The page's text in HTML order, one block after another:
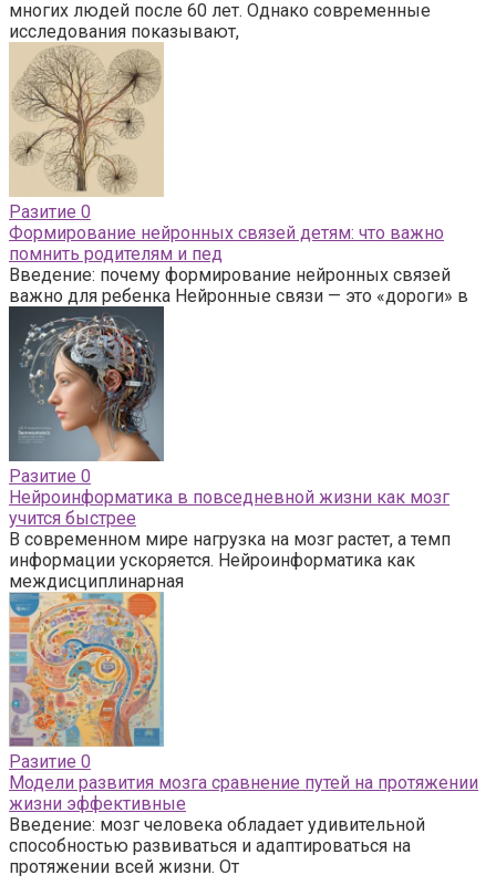
многих людей после 60 лет. Однако современные
исследования показывают,
Разитие 0
Формирование нейронных связей детям: что важно
помнить родителям и пед
Введение: почему формирование нейронных связей
важно для ребенка Нейронные связи — это «дороги» в
Разитие 0
Нейроинформатика в повседневной жизни как мозг
учится быстрее
В современном мире нагрузка на мозг растет, а темп
информации ускоряется. Нейроинформатика как
междисциплинарная
Разитие 0
Модели развития мозга сравнение путей на протяжении
жизни эффективные
Введение: мозг человека обладает удивительной
способностью развиваться и адаптироваться на
протяжении всей жизни. От